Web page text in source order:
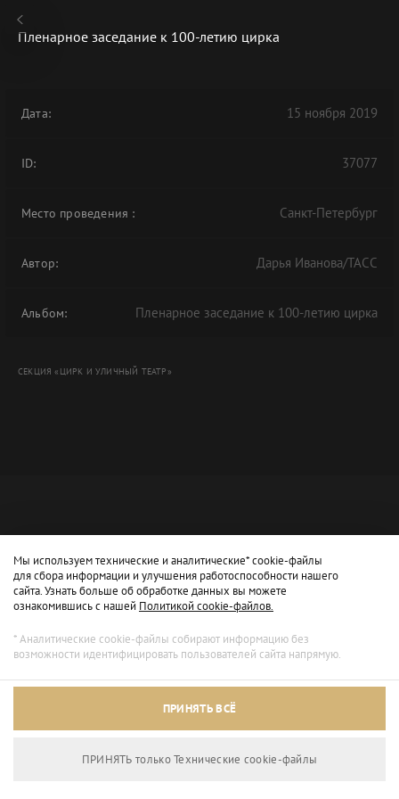
В АРХИВЕ
Архивный режим
Пленарное заседание к 100-летию цирка
Дата: 15 ноября 2019
ID: 37077
Место проведения : Санкт-Петербург
Автор: Дарья Иванова/ТАСС
Альбом: Пленарное заседание к 100-летию цирка
СЕКЦИЯ «ЦИРК И УЛИЧНЫЙ ТЕАТР»
Мы используем технические и аналитические* cookie-файлы
для сбора информации и улучшения работоспособности нашего
сайта. Узнать больше об обработке данных вы можете
ознакомившись с нашей Политикой cookie-файлов.
* Аналитические cookie-файлы собирают информацию без
возможности идентифицировать пользователей сайта напрямую.
ПРИНЯТЬ ВСЁ
ПРИНЯТЬ только Технические сookie-файлы